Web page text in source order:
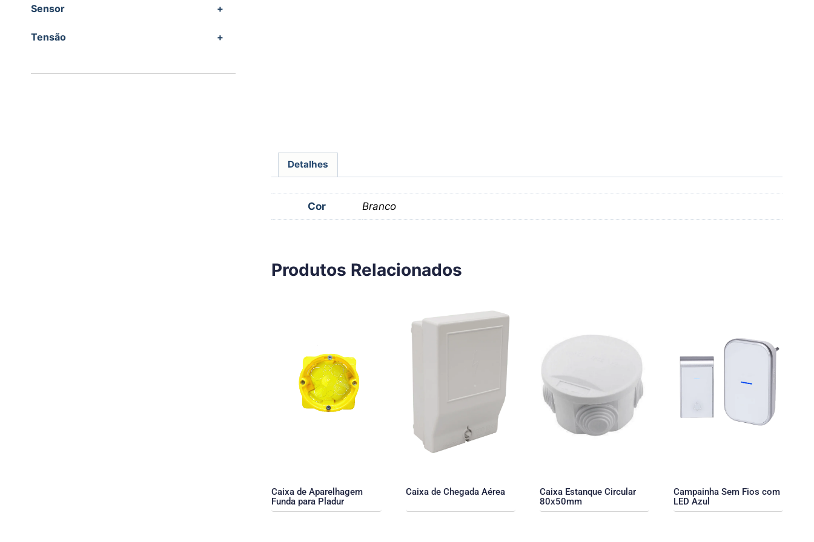
Detalhes
Cor Branco
Produtos Relacionados
Caixa de Aparelhagem
Funda para Pladur
Caixa de Chegada Aérea
Caixa Estanque Circular
80x50mm
Campainha Sem Fios com
LED Azul
Sensor +
Tensão +